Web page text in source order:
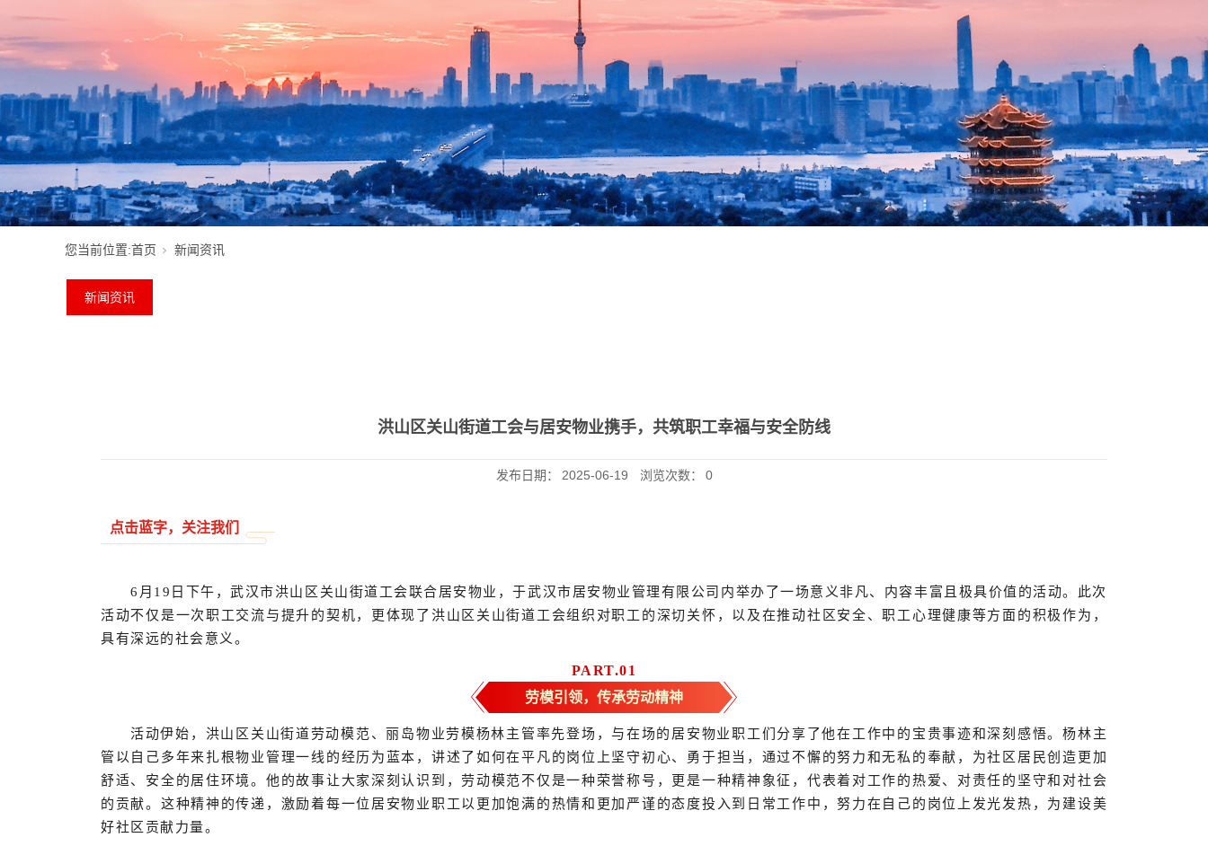
您当前位置:首页 新闻资讯
新闻资讯
洪山区关山街道工会与居安物业携手，共筑职工幸福与安全防线
发布日期： 2025-06-19 浏览次数： 0
点击蓝字，关注我们
6月19日下午，武汉市洪山区关山街道工会联合居安物业，于武汉市居安物业管理有限公司内举办了一场意义非凡、内容丰富且极具价值的活动。此次
活动不仅是一次职工交流与提升的契机，更体现了 洪山区关山街道工会组织对职工的深切关怀，以及在推动社区安全、职工心理健康等方面的积极作为，
具有深远的社会意义。
PART.01
劳模引领，传承劳动精神
活动伊始，洪山区关山街道劳动模范、丽岛物业劳模杨林主管率先登场，与在场的居安物业职工们分享了他在工作中的宝贵事迹和深刻感悟。杨林主
管以自己多年来扎根物业管理一线的经历为蓝本，讲述了如何在平凡的岗位上坚守初心、勇于担当，通过不懈的努力和无私的奉献，为社区居民创造更加
舒适、安全的居住环境。他的故事让大家深刻认识到，劳动模范不仅是一种荣誉称号，更是一种精神象征，代表着对工作的热爱、对责任的坚守和对社会
的贡献。这种精神的传递，激励着每一位居安物业职工以更加饱满的热情和更加严谨的态度投入到日常工作中，努力在自己的岗位上发光发热，为建设美
好社区贡献力量。